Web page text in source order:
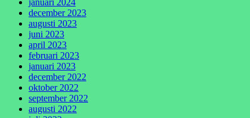
januari 2024
december 2023
augusti 2023
juni 2023
april 2023
februari 2023
januari 2023
december 2022
oktober 2022
september 2022
augusti 2022